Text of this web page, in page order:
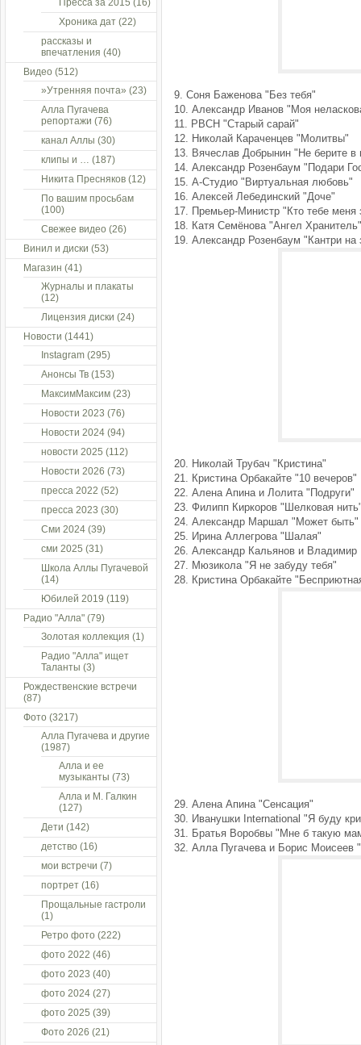
9. Соня Баженова "Без тебя"
10. Александр Иванов "Моя
11. РВСН "Старый сарай"
12. Николай Караченцев "Молитвы"
13. Вячеслав Добрынин "Не берите в
14. Александр Розенбаум "Подари
15. А-Студио "Виртуальная любовь"
16. Алексей Лебединский "Доче"
17. Премьер-Министр "Кто тебе меня
18. Катя Семёнова "Ангел Хранитель"
19. Александр Розенбаум "Кантри на
20. Николай Трубач "Кристина"
21. Кристина Орбакайте "10 вечеров"
22. Алена Апина и Лолита "Подруги"
23. Филипп Киркоров "Шелковая
24. Александр Маршал "Может быть"
25. Ирина Аллегрова "Шалая"
26. Александр Кальянов и Владимир
27. Мюзикола "Я не забуду тебя"
28. Кристина Орбакайте
29. Алена Апина "Сенсация"
30. Иванушки International "Я буду
31. Братья Воробвы "Мне б такую
32. Алла Пугачева и Борис Моисеев
Пресса за 2015 (16)
Хроника дат (22)
рассказы и
впечатления (40)
Видео (512)
»Утренняя почта» (23)
Алла Пугачева
репортажи (76)
канал Аллы (30)
клипы и … (187)
Никита Пресняков (12)
По вашим просьбам
(100)
Свежее видео (26)
Винил и диски (53)
Магазин (41)
Журналы и плакаты
(12)
Лицензия диски (24)
Новости (1441)
Instagram (295)
Анонсы Тв (153)
МаксимМаксим (23)
Новости 2023 (76)
Новости 2024 (94)
новости 2025 (112)
Новости 2026 (73)
пресса 2022 (52)
пресса 2023 (30)
Сми 2024 (39)
сми 2025 (31)
Школа Аллы Пугачевой
(14)
Юбилей 2019 (119)
Радио "Алла" (79)
Золотая коллекция (1)
Радио "Алла" ищет
Таланты (3)
Рождественские встречи
(87)
Фото (3217)
Алла Пугачева и другие
(1987)
Алла и ее
музыканты (73)
Алла и М. Галкин
(127)
Дети (142)
детство (16)
мои встречи (7)
портрет (16)
Прощальные гастроли
(1)
Ретро фото (222)
фото 2022 (46)
фото 2023 (40)
фото 2024 (27)
фото 2025 (39)
Фото 2026 (21)